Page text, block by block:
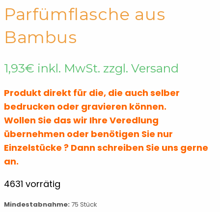
Reisezubehör Badezimmer Zubehör
Parfümflasche aus
Bambus
1,93€ inkl. MwSt. zzgl. Versand
Produkt direkt für die, die auch selber
bedrucken oder gravieren können.
Wollen Sie das wir Ihre Veredlung
übernehmen oder benötigen Sie nur
Einzelstücke ? Dann schreiben Sie uns gerne
an.
4631 vorrätig
Mindestabnahme: 75 Stück